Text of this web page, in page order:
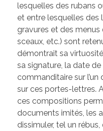
lesquelles des rubans
et entre lesquelles des
gravures et des menus
sceaux, etc.) sont
démontrait sa
sa signature, la date
commanditaire sur
sur ces portes-lettres.
ces compositions
documents imités, les
dissimuler, tel un